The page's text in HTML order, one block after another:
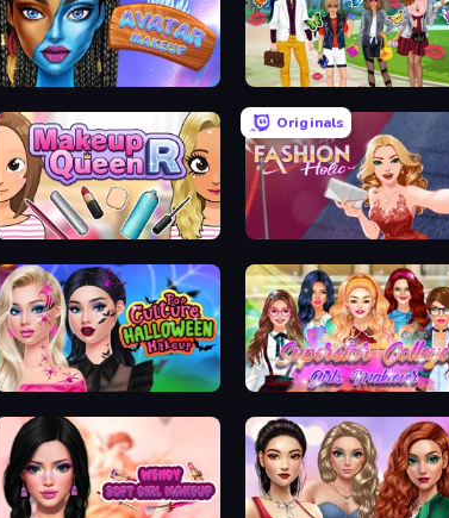
Avatar Make Up Superstar Family Dress Up
Make Up Queen R
Originals
Fashion Holic
Pop Culture Halloween Makeup